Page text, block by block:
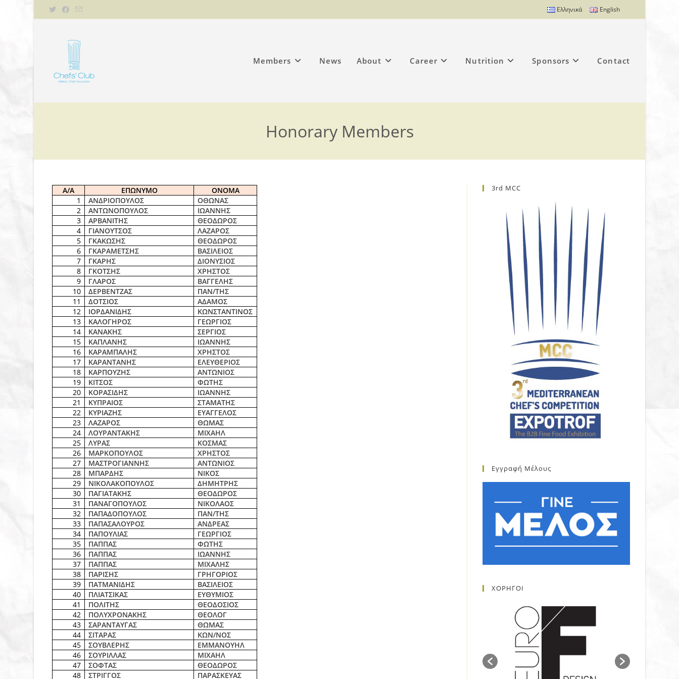
Ελληνικά English
Members News About Career Nutrition Sponsors Contact
Honorary Members
Α/Α ΕΠΩΝΥΜΟ
ΟΝΟΜΑ
1
ΑΝΔΡΙΟΠΟΥΛΟΣ
ΟΘΩΝΑΣ
2
ΑΝΤΩΝΟΠΟΥΛΟΣ
ΙΩΑΝΝΗΣ
3
ΑΡΒΑΝΙΤΗΣ
ΘΕΟΔΩΡΟΣ
4
ΓΙΑΝΟΥΤΣΟΣ
ΛΑΖΑΡΟΣ
5
ΓΚΑΚΩΣΗΣ
ΘΕΟΔΩΡΟΣ
6
ΓΚΑΡΑΜΕΤΣΗΣ
ΒΑΣΙΛΕΙΟΣ
7
ΓΚΑΡΗΣ
ΔΙΟΝΥΣΙΟΣ
8
ΓΚΟΤΣΗΣ
ΧΡΗΣΤΟΣ
9
ΓΛΑΡΟΣ
ΒΑΓΓΕΛΗΣ
10
ΔΕΡΒΕΝΤΖΑΣ
ΠΑΝ/ΤΗΣ
11
ΔΟΤΣΙΟΣ
ΑΔΑΜΟΣ
12
ΙΟΡΔΑΝΙΔΗΣ
ΚΩΝΣΤΑΝΤΙΝΟΣ
13
ΚΑΛΟΓΗΡΟΣ
ΓΕΩΡΓΙΟΣ
14
ΚΑΝΑΚΗΣ
ΣΕΡΓΙΟΣ
15
ΚΑΠΛΑΝΗΣ
ΙΩΑΝΝΗΣ
16
ΚΑΡΑΜΠΑΛΗΣ
ΧΡΗΣΤΟΣ
17
ΚΑΡΑΝΤΑΝΗΣ
ΕΛΕΥΘΕΡΙΟΣ
18
ΚΑΡΠΟΥΖΗΣ
ΑΝΤΩΝΙΟΣ
19
ΚΙΤΣΟΣ
ΦΩΤΗΣ
20
ΚΟΡΑΣΙΔΗΣ
ΙΩΑΝΝΗΣ
21
ΚΥΠΡΑΙΟΣ
ΣΤΑΜΑΤΗΣ
22
ΚΥΡΙΑΖΗΣ
ΕΥΑΓΓΕΛΟΣ
23
ΛΑΖΑΡΟΣ
ΘΩΜΑΣ
24
ΛΟΥΡΑΝΤΑΚΗΣ
ΜΙΧΑΗΛ
25
ΛΥΡΑΣ
ΚΟΣΜΑΣ
26
ΜΑΡΚΟΠΟΥΛΟΣ
ΧΡΗΣΤΟΣ
27
ΜΑΣΤΡΟΓΙΑΝΝΗΣ
ΑΝΤΩΝΙΟΣ
28
ΜΠΑΡΔΗΣ
ΝΙΚΟΣ
29
ΝΙΚΟΛΑΚΟΠΟΥΛΟΣ
ΔΗΜΗΤΡΗΣ
30
ΠΑΓΙΑΤΑΚΗΣ
ΘΕΟΔΩΡΟΣ
31
ΠΑΝΑΓΟΠΟΥΛΟΣ
ΝΙΚΟΛΑΟΣ
32
ΠΑΠΑΔΟΠΟΥΛΟΣ
ΠΑΝ/ΤΗΣ
33
ΠΑΠΑΣΑΛΟΥΡΟΣ
ΑΝΔΡΕΑΣ
34
ΠΑΠΟΥΛΙΑΣ
ΓΕΩΡΓΙΟΣ
35
ΠΑΠΠΑΣ
ΦΩΤΗΣ
36
ΠΑΠΠΑΣ
ΙΩΑΝΝΗΣ
37
ΠΑΠΠΑΣ
ΜΙΧΑΛΗΣ
38
ΠΑΡΙΣΗΣ
ΓΡΗΓΟΡΙΟΣ
39
ΠΑΤΜΑΝΙΔΗΣ
ΒΑΣΙΛΕΙΟΣ
40
ΠΛΙΑΤΣΙΚΑΣ
ΕΥΘΥΜΙΟΣ
41
ΠΟΛΙΤΗΣ
ΘΕΟΔΟΣΙΟΣ
42
ΠΟΛΥΧΡΟΝΑΚΗΣ
ΘΕΟΛΟΓ
43
ΣΑΡΑΝΤΑΥΓΑΣ
ΘΩΜΑΣ
44
ΣΙΤΑΡΑΣ
ΚΩΝ/ΝΟΣ
45
ΣΟΥΒΛΕΡΗΣ
ΕΜΜΑΝΟΥΗΛ
46
ΣΟΥΡΙΛΛΑΣ
ΜΙΧΑΗΛ
47
ΣΟΦΤΑΣ
ΘΕΟΔΩΡΟΣ
48
ΣΤΡΙΓΓΟΣ
ΠΑΡΑΣΚΕΥΑΣ
3rd MCC
Εγγραφή Μέλους
ΧΟΡΗΓΟΙ